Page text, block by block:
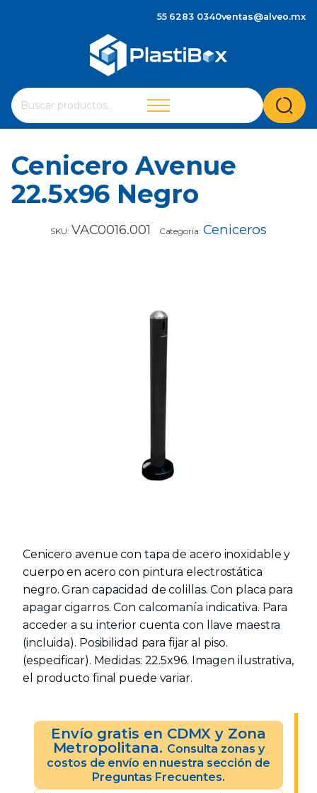
55 6283 0340ventas@alveo.mx
Buscar
por:
Cuando hay resultados autocompletados, puedes
Cenicero Avenue
22.5x96 Negro
SKU: VAC0016.001 Categoría: Ceniceros
Cenicero avenue con tapa de acero inoxidable y
cuerpo en acero con pintura electrostática
negro. Gran capacidad de colillas. Con placa para
apagar cigarros. Con calcomanía indicativa. Para
acceder a su interior cuenta con llave maestra
(incluida). Posibilidad para fijar al piso.
(especificar). Medidas: 22.5x96. Imagen ilustrativa,
el producto final puede variar.
Envío gratis en CDMX y Zona
Metropolitana. Consulta zonas y
costos de envío en nuestra sección de
Preguntas Frecuentes.